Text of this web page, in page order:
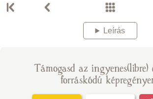
Leírás
Támogasd az
forráskódú